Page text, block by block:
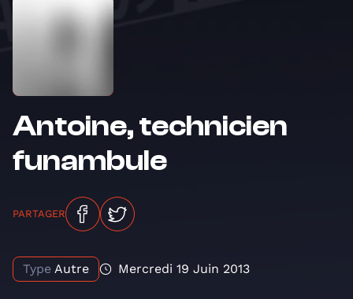
Antoine, technicien
funambule
PARTAGER
Type Autre Mercredi 19 Juin 2013